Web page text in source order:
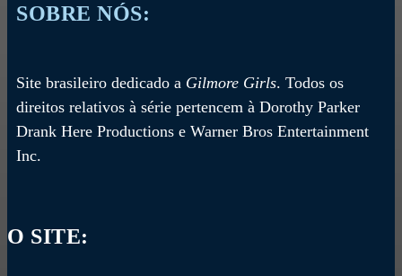
SOBRE NÓS:
Site brasileiro dedicado a Gilmore Girls. Todos os
direitos relativos à série pertencem à Dorothy Parker
Drank Here Productions e Warner Bros Entertainment
Inc.
O SITE: